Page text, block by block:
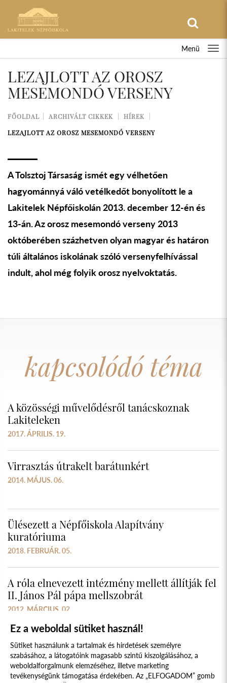
Menü
LEZAJLOTT AZ OROSZ
MESEMONDÓ VERSENY
FŐOLDAL ARCHIVÁLT CIKKEK
HÍREK
LEZAJLOTT AZ OROSZ MESEMONDÓ VERSENY
A Tolsztoj Társaság ismét egy vélhetően
hagyománnyá váló vetélkedőt bonyolított le a
Lakitelek Népfőiskolán 2013. december 12-én és
13-án. Az orosz mesemondó verseny 2013
októberében százhetven olyan magyar és határon
túli általános iskolának szóló versenyfelhívással
indult, ahol még folyik orosz nyelvoktatás.
kapcsolódó téma
A közösségi művelődésről tanácskoznak
Lakiteleken
2017. ÁPRILIS. 19.
Virrasztás útrakelt barátunkért
2014. MÁJUS. 06.
Ülésezett a Népfőiskola Alapítvány
kuratóriuma
2018. FEBRUÁR. 05.
A róla elnevezett intézmény mellett állítják fel
II. János Pál pápa mellszobrát
2012. MÁRCIUS. 02.
Ez a weboldal sütiket használ!
Sütiket használunk a tartalmak és hirdetések személyre
szabásához, a látogatóink magasabb szintű kiszolgálásához, a
weboldalforgalmunk elemzéséhez, illetve marketing
tevékenységünk támogatása érdekében. Az „ELFOGADOM” gomb